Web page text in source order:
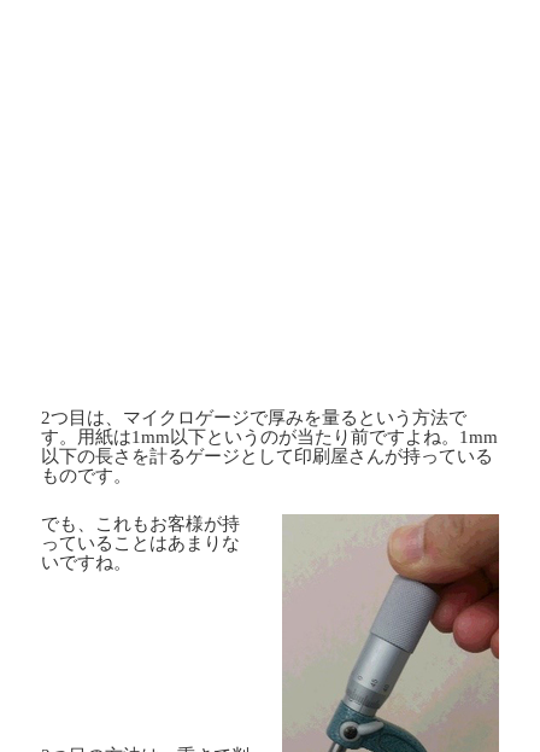
2つ目は、マイクロゲージで厚みを量るという方法で
す。用紙は1mm以下というのが当たり前ですよね。 1mm
以下の長さを計るゲージとして印刷屋さんが持っている
ものです。
でも、これもお客様が持
っていることはあまりな
いですね。